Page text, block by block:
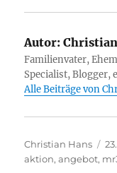
Autor:
Familienvater,
Specialist, Blogger,
Alle Beiträge von
Autor
Christian Hans
aktion,angebot,